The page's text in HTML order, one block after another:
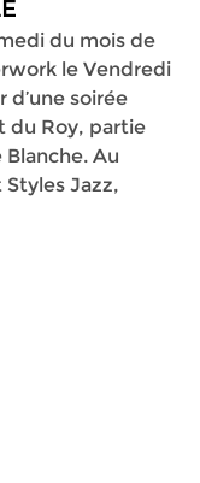
du mois de
le Vendredi
d’une soirée
du Roy, partie
Au
Jazz,